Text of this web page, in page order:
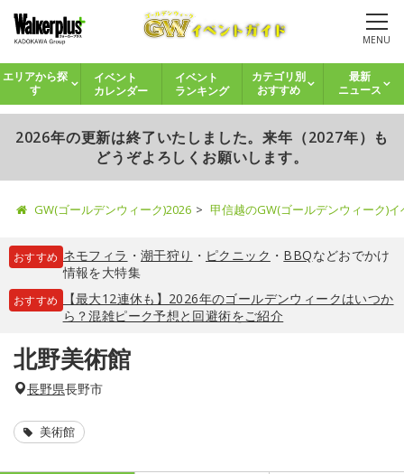
MENU
エリアから探
す
イベント
カレンダー
イベント
ランキング
カテゴリ別
おすすめ
最新
ニュース
2026年の更新は終了いたしました。来年（2027年）も
どうぞよろしくお願いします。
GW(ゴールデンウィーク)2026 甲信越のGW(ゴールデンウィーク)
おすすめ ネモフィラ ・ 潮干狩り ・ ピクニック ・ BBQなどおでかけ
情報を大特集
おすすめ
【最大12連休も】2026年のゴールデンウィークはいつか
ら？混雑ピーク予想と回避術をご紹介
北野美術館
長野県長野市
美術館